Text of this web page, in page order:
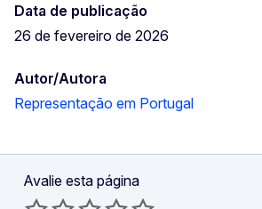
Data de publicação
26 de fevereiro de 2026
Autor/Autora
Representação em Portugal
Avalie esta página